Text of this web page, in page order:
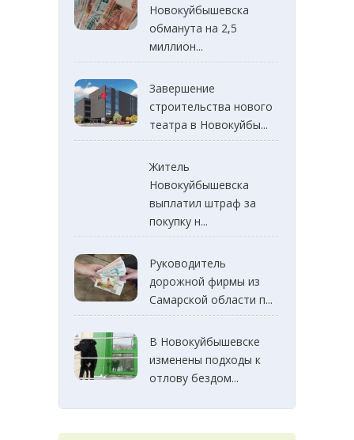
Новокуйбышевска
обманута на 2,5
миллион...
Завершение
строительства нового
театра в Новокуйбы...
Житель
Новокуйбышевска
выплатил штраф за
покупку н...
Руководитель
дорожной фирмы из
Самарской области п...
В Новокуйбышевске
изменены подходы к
отлову бездом...